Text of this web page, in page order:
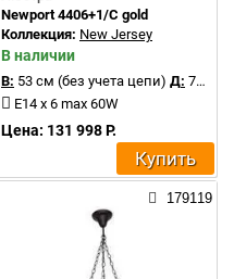
Newport 4406+1/C gold
Коллекция: New Jersey
В наличии
В: 53 см (без учета цепи) Д: 75 см
E14 x 6 max 60W
Цена: 131 998 Р.
Купить
179119